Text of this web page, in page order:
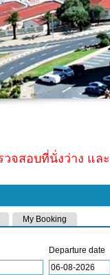
จสอบที่นั่งว่าง แล